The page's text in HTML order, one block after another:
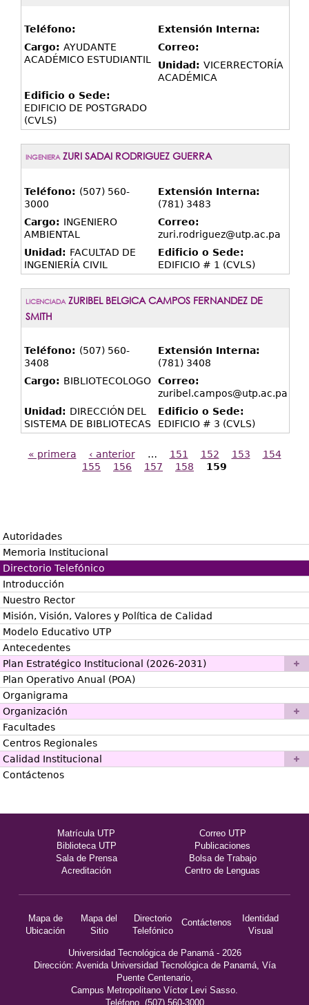
Teléfono:
Extensión Interna:
Cargo: AYUDANTE
ACADÉMICO ESTUDIANTIL
Correo:
Unidad: VICERRECTORÍA
ACADÉMICA
Edificio o Sede:
EDIFICIO DE POSTGRADO
(CVLS)
INGENIERA ZURI SADAI RODRIGUEZ GUERRA
Teléfono: (507) 560-
3000
Extensión Interna:
(781) 3483
Cargo: INGENIERO
AMBIENTAL
Correo:
zuri.rodriguez@utp.ac.pa
Unidad: FACULTAD DE
INGENIERÍA CIVIL
Edificio o Sede:
EDIFICIO # 1 (CVLS)
LICENCIADA ZURIBEL BELGICA CAMPOS FERNANDEZ DE
SMITH
Teléfono: (507) 560-
3408
Extensión Interna:
(781) 3408
Cargo: BIBLIOTECOLOGO
Correo:
zuribel.campos@utp.ac.pa
Unidad: DIRECCIÓN DEL
SISTEMA DE BIBLIOTECAS
Edificio o Sede:
EDIFICIO # 3 (CVLS)
« primera ‹ anterior … 151 152 153
154
155
156 157 158 159
Autoridades
Memoria Institucional
Directorio Telefónico
Introducción
Nuestro Rector
Misión, Visión, Valores y Política de Calidad
Modelo Educativo UTP
Antecedentes
Plan Estratégico Institucional (2026-2031)
Plan Operativo Anual (POA)
Organigrama
Organización
Facultades
Centros Regionales
Calidad Institucional
Contáctenos
Matrícula UTP
Correo UTP
Biblioteca UTP
Publicaciones
Sala de Prensa
Bolsa de Trabajo
Acreditación
Centro de Lenguas
Mapa de
Ubicación
Mapa del
Sitio
Directorio
Telefónico
Contáctenos
Identidad
Visual
Universidad Tecnológica de Panamá - 2026
Dirección: Avenida Universidad Tecnológica de Panamá, Vía
Puente Centenario,
Campus Metropolitano Víctor Levi Sasso.
Teléfono. (507) 560-3000